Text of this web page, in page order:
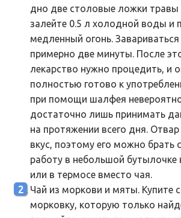
дно две столовые ложки
залейте 0.5 л холодной воды и
медленный огонь.
примерно две минуты. После
лекарство нужно процедить, и
полностью готово к
при помощи шалфея
достаточно лишь принимать
на протяжении всего дня.
вкус, поэтому его можно брать
работу в небольшой
или в термосе вместо чая.
Чай из моркови и мяты. Купите
морковку, которую только